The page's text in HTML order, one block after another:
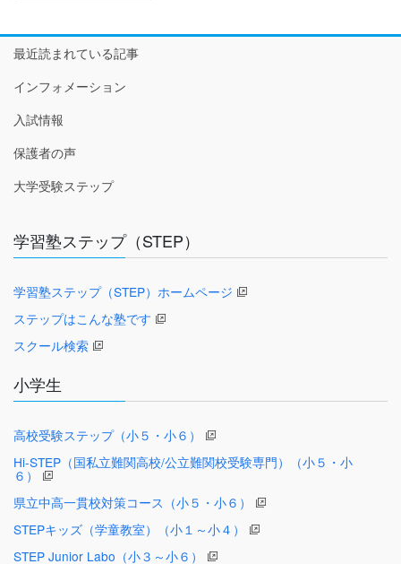
最近読まれている記事
インフォメーション
入試情報
保護者の声
大学受験ステップ
学習塾ステップ（STEP）
学習塾ステップ（STEP）ホームページ
ステップはこんな塾です
スクール検索
小学生
高校受験ステップ（小５・小６）
Hi-STEP（国私立難関高校/公立難関校受験専門）（小５・小
６）
県立中高一貫校対策コース（小５・小６）
STEPキッズ（学童教室）（小１～小４）
STEP Junior Labo（小３～小６）